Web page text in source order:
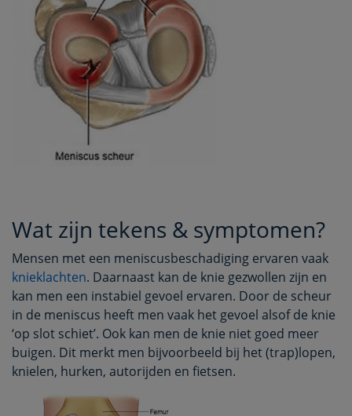
Wat zijn tekens & symptomen?
Mensen met een meniscusbeschadiging ervaren vaak
knieklachten. Daarnaast kan de knie gezwollen zijn en
kan men een instabiel gevoel ervaren. Door de scheur
in de meniscus heeft men vaak het gevoel alsof de knie
‘op slot schiet’. Ook kan men de knie niet goed meer
buigen. Dit merkt men bijvoorbeeld bij het (trap)lopen,
knielen, hurken, autorijden en fietsen.